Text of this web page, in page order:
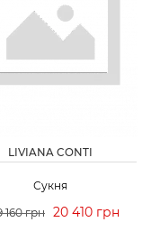
LIVIANA CONTI
Сукня
160 грн 20 410 грн